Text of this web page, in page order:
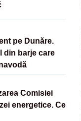
pe Dunăre.
din barje care
Comisiei
energetice. Ce